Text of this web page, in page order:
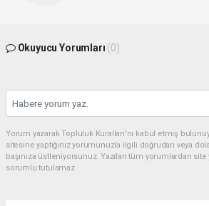
Okuyucu Yorumları (0)
Yorum yazarak Topluluk Kuralları’nı kabul etmiş
sitesine yaptığınız yorumunuzla ilgili doğrudan veya
başınıza üstleniyorsunuz. Yazılan tüm yorumlardan
sorumlu tutulamaz.